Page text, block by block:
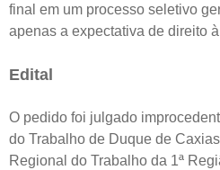
final em um processo seletivo
apenas a expectativa de direito
Edital
O pedido foi julgado
do Trabalho de Duque de
Regional do Trabalho da 1ª